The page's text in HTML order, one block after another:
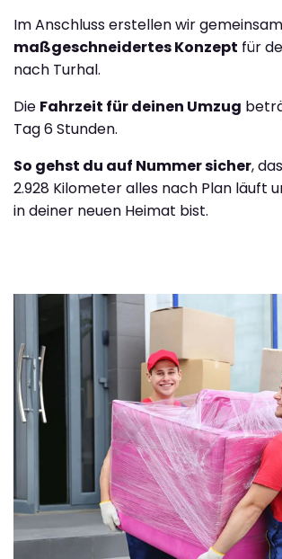
Im Anschluss erstellen wir
maßgeschneidertes Konzept für
nach Turhal.
Die Fahrzeit für deinen Umzug
Tag 6 Stunden.
So gehst du auf Nummer sicher,
2.928 Kilometer alles nach Plan läuft
in deiner neuen Heimat bist.